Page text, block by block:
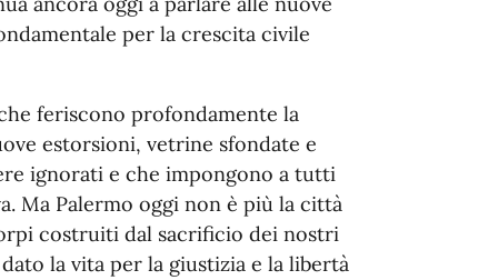
per la crescita civile
feriscono profondamente la
estorsioni, vetrine sfondate e
ignorati e che impongono a tutti
Ma Palermo oggi non è più la città
costruiti dal sacrificio dei nostri
la vita per la giustizia e la libertà